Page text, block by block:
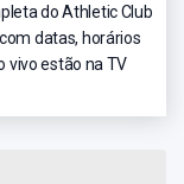
do Athletic Club
datas, horários
vivo estão na TV